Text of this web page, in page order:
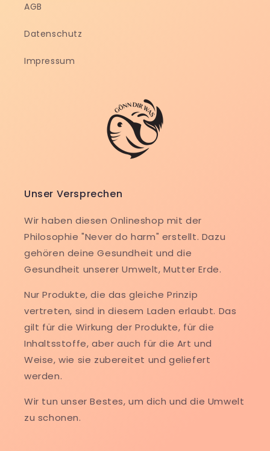
AGB
Datenschutz
Impressum
Unser Versprechen
Wir haben diesen Onlineshop mit der
Philosophie "Never do harm" erstellt. Dazu
gehören deine Gesundheit und die
Gesundheit unserer Umwelt, Mutter Erde.
Nur Produkte, die das gleiche Prinzip
vertreten, sind in diesem Laden erlaubt. Das
gilt für die Wirkung der Produkte, für die
Inhaltsstoffe, aber auch für die Art und
Weise, wie sie zubereitet und geliefert
werden.
Wir tun unser Bestes, um dich und die Umwelt
zu schonen.